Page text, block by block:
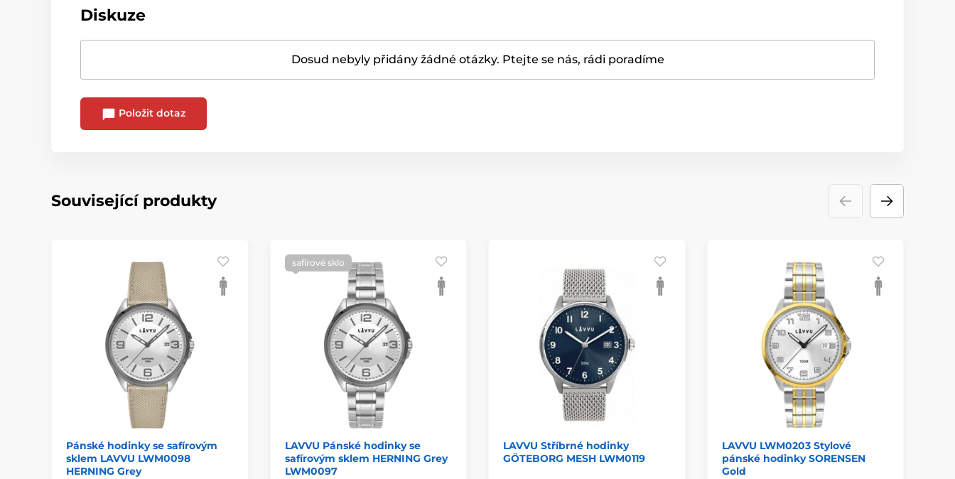
Diskuze
Dosud nebyly přidány žádné otázky. Ptejte se nás, rádi poradíme
Položit dotaz
Související produkty
Pánské hodinky se safírovým
sklem LAVVU LWM0098
HERNING Grey
safírové sklo
LAVVU Pánské hodinky se
safírovým sklem HERNING Grey
LWM0097
LAVVU Stříbrné hodinky
GÖTEBORG MESH LWM0119
LAVVU LWM0203 Stylové
pánské hodinky SORENSEN
Gold